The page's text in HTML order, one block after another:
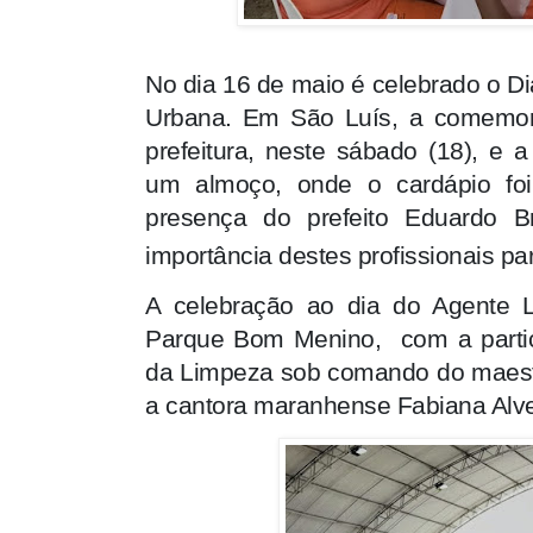
No dia 16 de maio é celebrado o
Urbana. Em São Luís, a
prefeitura, neste sábado (18), e
um almoço, onde o cardápio
presença do prefeito Eduardo
importância destes profissionais
A celebração ao dia do Agente
Parque Bom Menino, com a
da Limpeza sob comando do
a cantora maranhense Fabiana